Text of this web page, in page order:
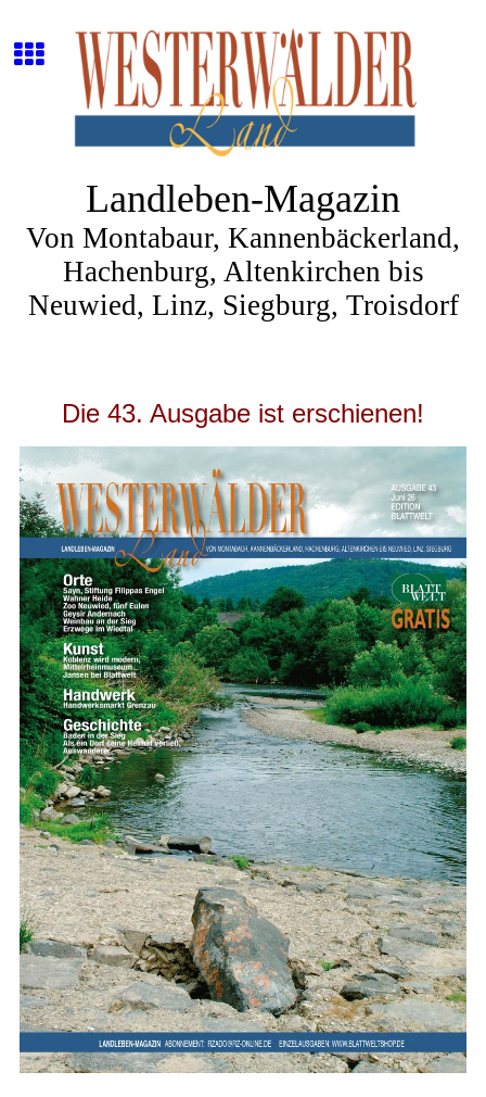
Landleben-Magazin
Von Montabaur, Kannenbäckerland,
Hachenburg, Altenkirchen bis
Neuwied, Linz, Siegburg, Troisdorf
Die 43. Ausgabe ist erschienen!